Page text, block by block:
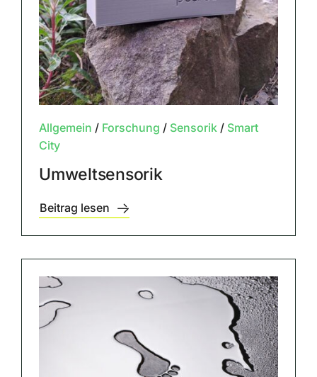
Allgemein / Forschung / Sensorik/ Smart
City
Umweltsensorik
Beitrag lesen